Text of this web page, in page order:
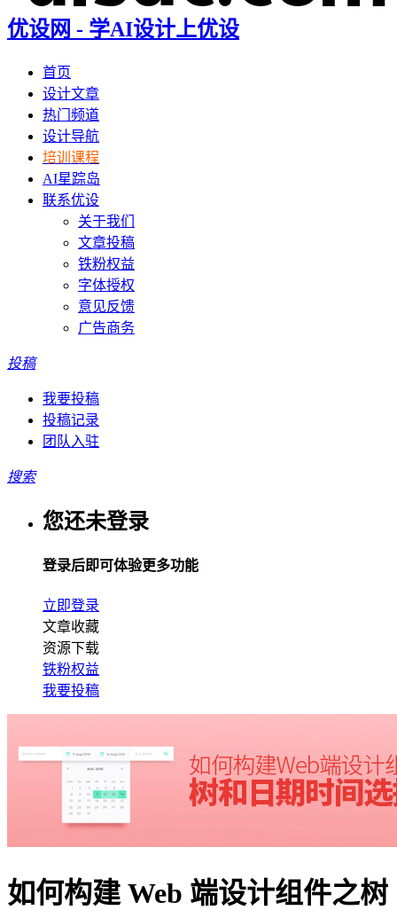
优设网 - 学AI设计上优设
首页
设计文章
热门频道
设计导航
培训课程
AI星踪岛
联系优设
关于我们
文章投稿
铁粉权益
字体授权
意见反馈
广告商务
投稿
我要投稿
投稿记录
团队入驻
搜索
您还未登录
登录后即可体验更多功能
立即登录
文章收藏
资源下载
铁粉权益
我要投稿
如何构建 Web 端设计组件之树